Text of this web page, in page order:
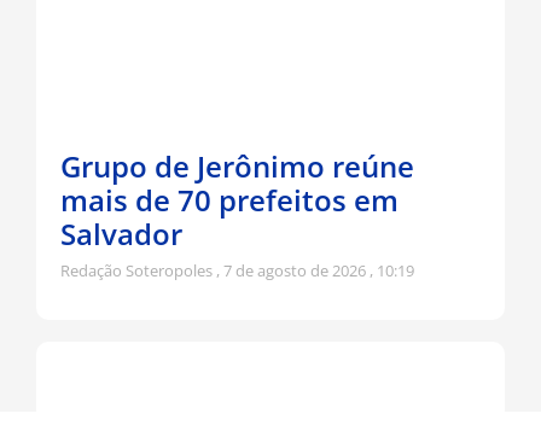
Grupo de Jerônimo reúne
mais de 70 prefeitos em
Salvador
Redação Soteropoles 7 de agosto de 2026 10:19